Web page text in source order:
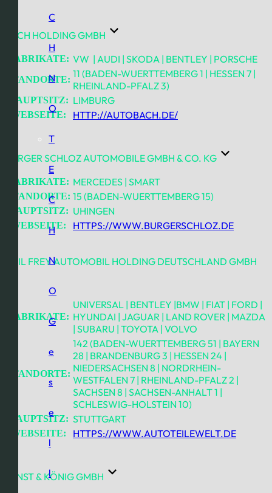
C
H
N
O
T
E
C
H
N
O
G
e
s
e
l
l
BACH HOLDING GMBH
FABRIKATE: VW | AUDI | SKODA | BENTLEY | PORSCHE
STANDORTE: 11 (BADEN-WUERTTEMBERG 1 | HESSEN 7 |
RHEINLAND-PFALZ 3)
HAUPTSITZ: LIMBURG
WEBSEITE: HTTP://AUTOBACH.DE/
BURGER SCHLOZ AUTOMOBILE GMBH & CO. KG
FABRIKATE: MERCEDES | SMART
STANDORTE: 15 (BADEN-WUERTTEMBERG 15)
HAUPTSITZ: UHINGEN
WEBSEITE: HTTPS://WWW.BURGERSCHLOZ.DE
EMIL FREY AUTOMOBIL HOLDING DEUTSCHLAND GMBH
FABRIKATE:
UNIVERSAL | BENTLEY |BMW | FIAT | FORD |
HYUNDAI | JAGUAR | LAND ROVER | MAZDA
| SUBARU | TOYOTA | VOLVO
STANDORTE:
142 (BADEN-WUERTTEMBERG 51 | BAYERN
28 | BRANDENBURG 3 | HESSEN 24 |
NIEDERSACHSEN 8 | NORDRHEIN-
WESTFALEN 7 | RHEINLAND-PFALZ 2 |
SACHSEN 8 | SACHSEN-ANHALT 1 |
SCHLESWIG-HOLSTEIN 10)
HAUPTSITZ: STUTTGART
WEBSEITE: HTTPS://WWW.AUTOTEILEWELT.DE
ERNST & KÖNIG GMBH